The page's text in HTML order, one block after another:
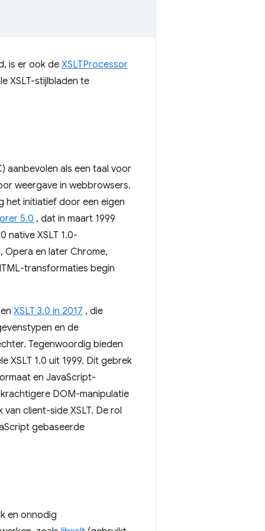
is er ook de XSLTProcessor
XSLT-stijlbladen te
aanbevolen als een taal voor
weergave in webbrowsers.
het initiatief door een eigen
5.0 , dat in maart 1999
native XSLT 1.0-
en later Chrome,
transformaties begin
XSLT 3.0 in 2017 , die
en de
Tegenwoordig bieden
XSLT 1.0 uit 1999. Dit gebrek
en JavaScript-
DOM-manipulatie
client-side XSLT. De rol
gebaseerde
en onnodig